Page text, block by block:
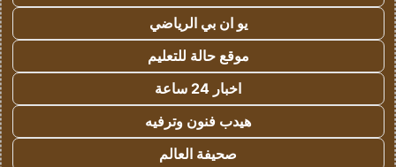
يو ان بي الرياضي
موقع حالة للتعليم
اخبار 24 ساعة
هيدب فنون وترفيه
صحيفة العالم